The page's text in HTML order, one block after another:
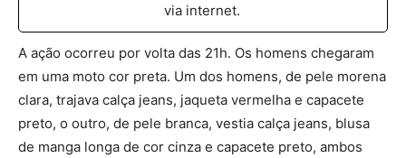
via internet.
A ação ocorreu por volta das 21h. Os homens chegaram
em uma moto cor preta. Um dos homens, de pele morena
clara, trajava calça jeans, jaqueta vermelha e capacete
preto, o outro, de pele branca, vestia calça jeans, blusa
de manga longa de cor cinza e capacete preto, ambos